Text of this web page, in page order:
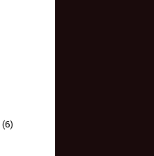
(6)